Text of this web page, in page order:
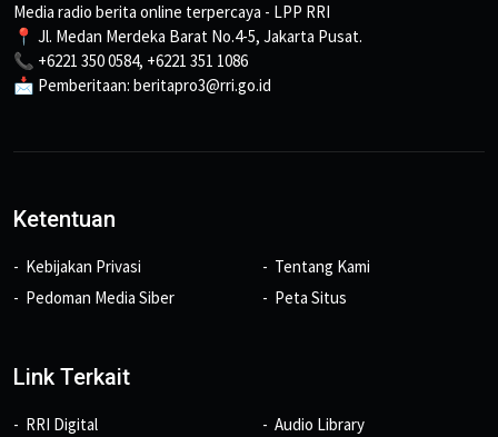
Media radio berita online terpercaya - LPP RRI
📍 Jl. Medan Merdeka Barat No.4-5, Jakarta Pusat.
📞 +6221 350 0584, +6221 351 1086
📩 Pemberitaan: beritapro3@rri.go.id
Ketentuan
Kebijakan Privasi
Pedoman Media Siber
Tentang Kami
Peta Situs
Link Terkait
RRI Digital
Audio Library